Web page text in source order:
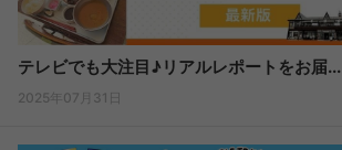
テレビでも大注目♪リアルレポートをお届...
2025年07月31日